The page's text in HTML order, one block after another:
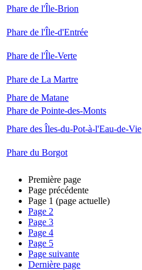
Phare de l'Île-Brion
Phare de l'Île-d'Entrée
Phare de l'Île-Verte
Phare de La Martre
Phare de Matane
Phare de Pointe-des-Monts
Phare des Îles-du-Pot-à-l'Eau-de-Vie
Phare du Borgot
Première page
Page précédente
Page 1 (page actuelle)
Page 2
Page 3
Page 4
Page 5
Page suivante
Dernière page